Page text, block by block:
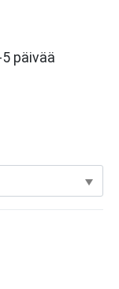
5 päivää